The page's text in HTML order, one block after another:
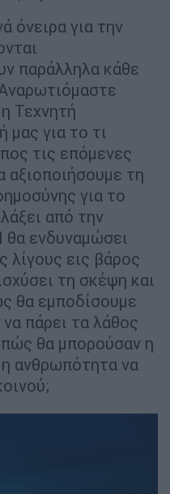
όνειρα για την
παράλληλα κάθε
Τεχνητή
μας για το τι
τις επόμενες
τη
για το
από την
θα ενδυναμώσει
λίγους εις βάρος
τη σκέψη και
θα εμποδίσουμε
πάρει τα λάθος
πώς θα μπορούσαν η
ανθρωπότητα να